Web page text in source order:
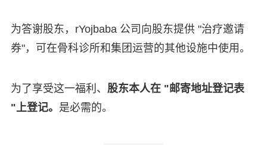
为答谢股东，rYojbaba 公司向股东提供 "治疗邀请
券"，可在骨科诊所和集团运营的其他设施中使用。
为了享受这一福利、 股东本人在 "邮寄地址登记表
"上登记。 是必需的。